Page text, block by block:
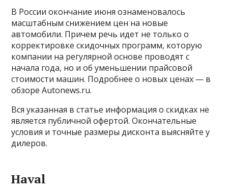
В России окончание июня ознаменовалось
масштабным снижением цен на новые
автомобили. Причем речь идет не только о
корректировке скидочных программ, которую
компании на регулярной основе проводят с
начала года, но и об уменьшении прайсовой
стоимости машин. Подробнее о новых ценах — в
обзоре Autonews.ru.
Вся указанная в статье информация о скидках не
является публичной офертой. Окончательные
условия и точные размеры дисконта выясняйте у
дилеров.
Haval